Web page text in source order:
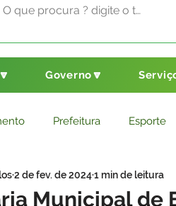
Governo🔽
Prefeitura Esporte
Educação Saneamento
Municipal de
2 de fev. de 20241 min de leitura